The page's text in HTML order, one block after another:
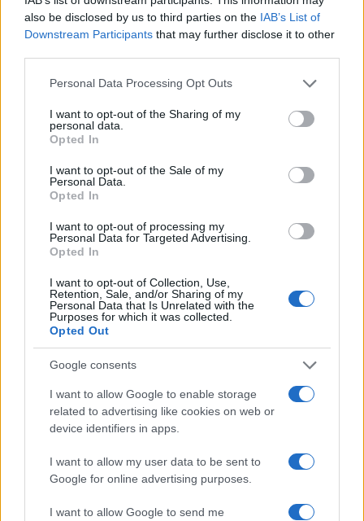
also be disclosed by us to third parties on the IAB’s List of
Downstream Participants that may further disclose it to other
Please note that this website/app uses one or more Google
not limited to your visit or usage behaviour. You may click to
grant or deny consent to Google and its third-party tags to
use your data for below specified purposes in below Google
consent section.
Personal Data Processing Opt Outs
I want to opt-out of the Sharing of my
personal data.
Opted In
I want to opt-out of the Sale of my
Personal Data.
Opted In
I want to opt-out of processing my
Personal Data for Targeted Advertising.
Opted In
I want to opt-out of Collection, Use,
Retention, Sale, and/or Sharing of my
Personal Data that Is Unrelated with the
Purposes for which it was collected.
Opted Out
Google consents
I want to allow Google to enable storage
related to advertising like cookies on web or
device identifiers in apps.
I want to allow my user data to be sent to
Google for online advertising purposes.
I want to allow Google to send me
AUTORE
Andrea Conforti
trasforma dati e clip in racconti social. Ricorda
Stadio Olimpico Grande Torino: da
quell'appunto nacque la sua linea editoriale,
critico. Dettaglio unico: una stagione
allenatore under15 al Chieri e ciclista urbano.